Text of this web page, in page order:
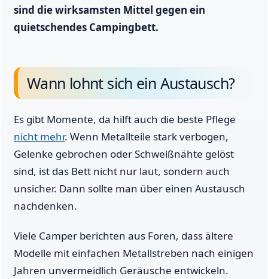
sind die wirksamsten Mittel gegen ein
quietschendes Campingbett.
Wann lohnt sich ein Austausch?
Es gibt Momente, da hilft auch die beste Pflege
nicht mehr. Wenn Metallteile stark verbogen,
Gelenke gebrochen oder Schweißnähte gelöst
sind, ist das Bett nicht nur laut, sondern auch
unsicher. Dann sollte man über einen Austausch
nachdenken.
Viele Camper berichten aus Foren, dass ältere
Modelle mit einfachen Metallstreben nach einigen
Jahren unvermeidlich Geräusche entwickeln.